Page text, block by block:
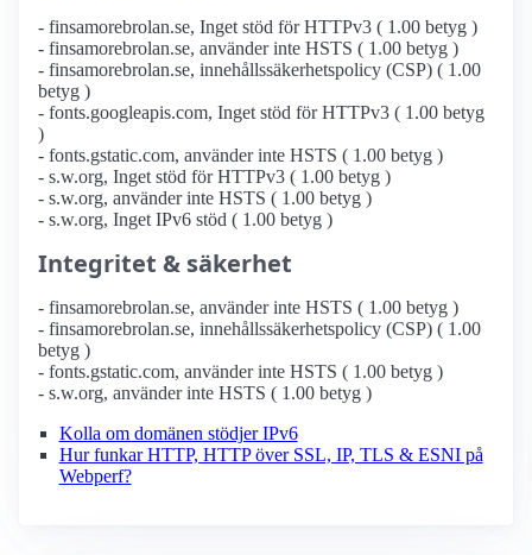
- finsamorebrolan.se, Inget stöd för HTTPv3 ( 1.00 betyg )
- finsamorebrolan.se, använder inte HSTS ( 1.00 betyg )
- finsamorebrolan.se, innehållssäkerhetspolicy (CSP) ( 1.00
betyg )
- fonts.googleapis.com, Inget stöd för HTTPv3 ( 1.00 betyg
)
- fonts.gstatic.com, använder inte HSTS ( 1.00 betyg )
- s.w.org, Inget stöd för HTTPv3 ( 1.00 betyg )
- s.w.org, använder inte HSTS ( 1.00 betyg )
- s.w.org, Inget IPv6 stöd ( 1.00 betyg )
Integritet & säkerhet
- finsamorebrolan.se, använder inte HSTS ( 1.00 betyg )
- finsamorebrolan.se, innehållssäkerhetspolicy (CSP) ( 1.00
betyg )
- fonts.gstatic.com, använder inte HSTS ( 1.00 betyg )
- s.w.org, använder inte HSTS ( 1.00 betyg )
Kolla om domänen stödjer IPv6
Hur funkar HTTP, HTTP över SSL, IP, TLS & ESNI på
Webperf?